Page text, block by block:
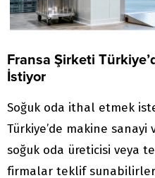
Fransa Şirketi
İstiyor
Soğuk oda ithal etmek
Türkiye’de makine
soğuk oda üreticisi veya
firmalar teklif